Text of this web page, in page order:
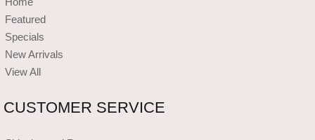
Featured
Specials
New Arrivals
View All
CUSTOMER SERVICE